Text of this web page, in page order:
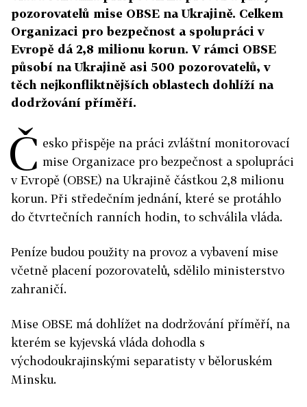
pozorovatelů mise OBSE na Ukrajině. Celkem
Organizaci pro bezpečnost a spolupráci v
Evropě dá 2,8 milionu korun. V rámci OBSE
působí na Ukrajině asi 500 pozorovatelů, v
těch nejkonfliktnějších oblastech dohlíží na
dodržování příměří.
Č esko přispěje na práci zvláštní monitorovací
mise Organizace pro bezpečnost a spolupráci
v Evropě (OBSE) na Ukrajině částkou 2,8 milionu
korun. Při středečním jednání, které se protáhlo
do čtvrtečních ranních hodin, to schválila vláda.
Peníze budou použity na provoz a vybavení mise
včetně placení pozorovatelů, sdělilo ministerstvo
zahraničí.
Mise OBSE má dohlížet na dodržování příměří, na
kterém se kyjevská vláda dohodla s
východoukrajinskými separatisty v běloruském
Minsku.